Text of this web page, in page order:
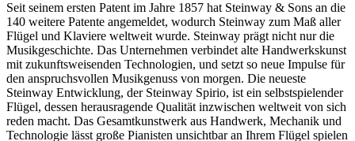
Seit seinem ersten Patent im Jahre 1857 hat Steinway ⁠&⁠ Sons an die
140 weitere Patente angemeldet, wodurch Steinway zum Maß aller
Flügel und Klaviere weltweit wurde. Steinway prägt nicht nur die
Musikgeschichte. Das Unternehmen verbindet alte Handwerkskunst
mit zukunftsweisenden Technologien, und setzt so neue Impulse für
den anspruchsvollen Musikgenuss von morgen. Die neueste
Steinway Entwicklung, der Steinway Spirio, ist ein selbstspielender
Flügel, dessen herausragende Qualität inzwischen weltweit von sich
reden macht. Das Gesamtkunstwerk aus Handwerk, Mechanik und
Technologie lässt große Pianisten unsichtbar an Ihrem Flügel spielen